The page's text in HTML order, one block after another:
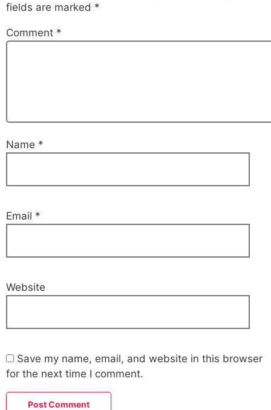
fields are marked *
Comment *
Name *
Email *
Website
Save my name, email, and website in this browser
for the next time I comment.